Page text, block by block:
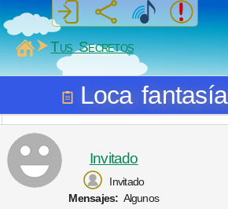
MiSabueso
Tus Secretos
Loca fantasía
Invitado
Invitado
Mensajes: Algunos